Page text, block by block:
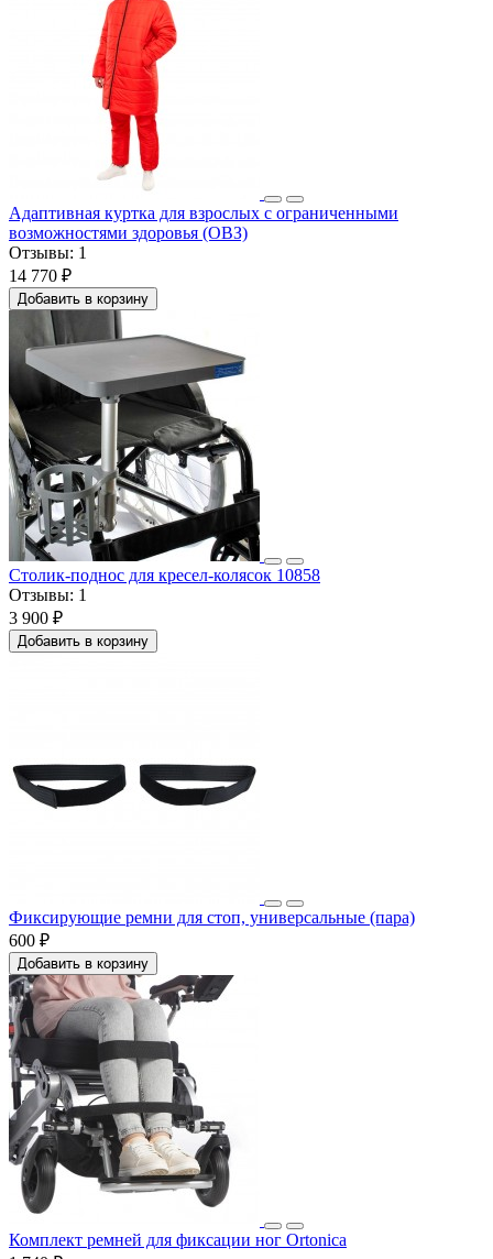
Адаптивная куртка для взрослых с ограниченными
возможностями здоровья (ОВЗ)
Отзывы: 1
14 770 ₽
Добавить в корзину
Столик-поднос для кресел-колясок 10858
Отзывы: 1
3 900 ₽
Добавить в корзину
Фиксирующие ремни для стоп, универсальные (пара)
600 ₽
Добавить в корзину
Комплект ремней для фиксации ног Ortonica